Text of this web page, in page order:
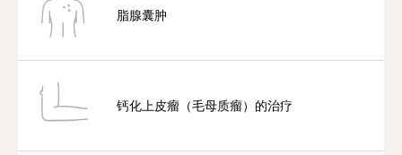
脂腺囊肿
钙化上皮瘤（毛母质瘤）的治疗